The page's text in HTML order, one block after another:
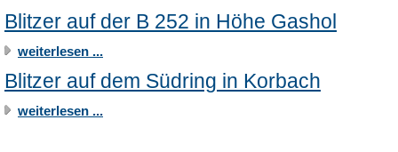
Blitzer auf der B 252 in Höhe Gashol
weiterlesen ...
Blitzer auf dem Südring in Korbach
weiterlesen ...